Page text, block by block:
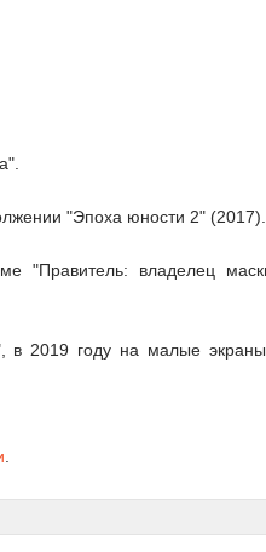
"Эпоха юности 2" (2017).
"Правитель: владелец
2019 году на малые